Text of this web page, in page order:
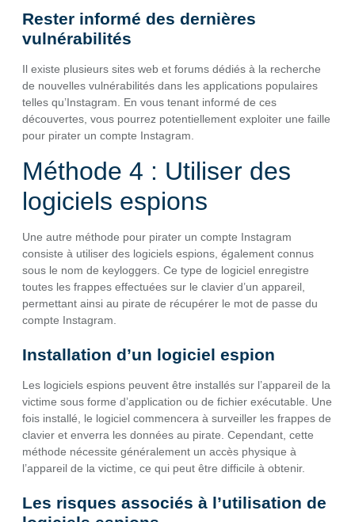
Rester informé des dernières
vulnérabilités
Il existe plusieurs sites web et forums dédiés à la recherche
de nouvelles vulnérabilités dans les applications populaires
telles qu’Instagram. En vous tenant informé de ces
découvertes, vous pourrez potentiellement exploiter une faille
pour pirater un compte Instagram.
Méthode 4 : Utiliser des
logiciels espions
Une autre méthode pour pirater un compte Instagram
consiste à utiliser des logiciels espions, également connus
sous le nom de keyloggers. Ce type de logiciel enregistre
toutes les frappes effectuées sur le clavier d’un appareil,
permettant ainsi au pirate de récupérer le mot de passe du
compte Instagram.
Installation d’un logiciel espion
Les logiciels espions peuvent être installés sur l’appareil de la
victime sous forme d’application ou de fichier exécutable. Une
fois installé, le logiciel commencera à surveiller les frappes de
clavier et enverra les données au pirate. Cependant, cette
méthode nécessite généralement un accès physique à
l’appareil de la victime, ce qui peut être difficile à obtenir.
Les risques associés à l’utilisation de